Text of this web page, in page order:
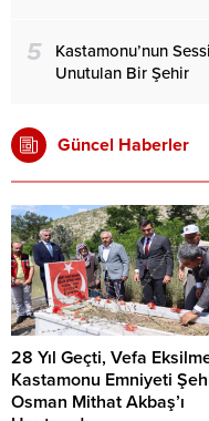
5
Kastamonu’nun
Unutulan Bir Şehir
Güncel Haberler
28 Yıl Geçti, Vefa
Kastamonu Emniyeti
Osman Mithat Akbaş’ı